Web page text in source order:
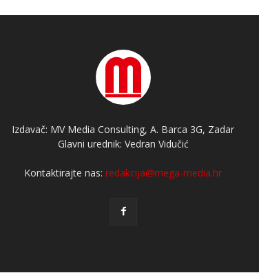
Izdavač: MV Media Consulting, A. Barca 3G, Zadar
Glavni urednik: Vedran Vidučić
Kontaktirajte nas:redakcija@mega-media.hr